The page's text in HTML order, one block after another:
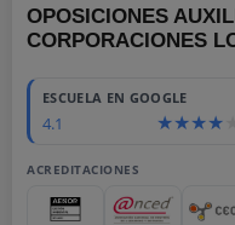
OPOSICIONES
CORPORACIONES
ESCUELA EN GOOGLE
4.1
ACREDITACIONES